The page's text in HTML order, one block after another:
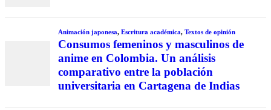
Animación japonesa, Escritura académica, Textos de opinión
Consumos femeninos y masculinos de
anime en Colombia. Un análisis
comparativo entre la población
universitaria en Cartagena de Indias